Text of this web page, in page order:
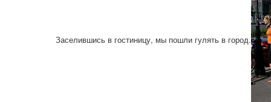
Заселившись в гостиницу, мы пошли гулять в город.